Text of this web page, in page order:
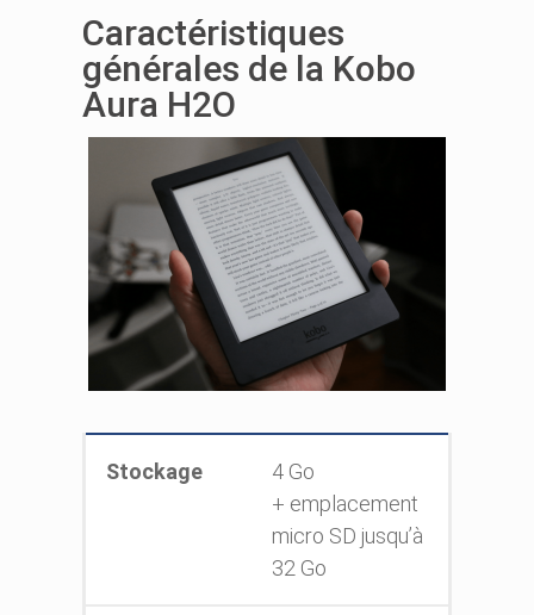
Caractéristiques
générales de la Kobo
Aura H2O
Stockage
4 Go
+ emplacement
micro SD jusqu’à
32 Go